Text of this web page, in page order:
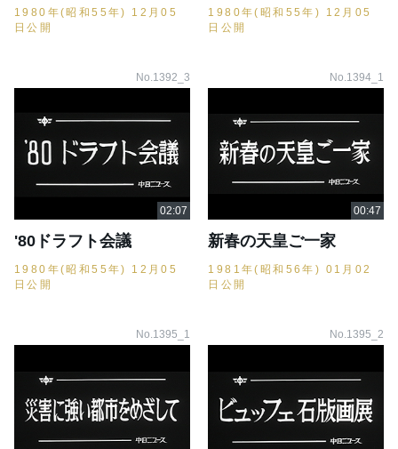
1980年(昭和55年) 12月05
日公開
1980年(昭和55年) 12月05
日公開
No.1392_3
'80ドラフト会議
1980年(昭和55年) 12月05
日公開
No.1394_1
新春の天皇ご一家
1981年(昭和56年) 01月02
日公開
No.1395_1 No.1395_2